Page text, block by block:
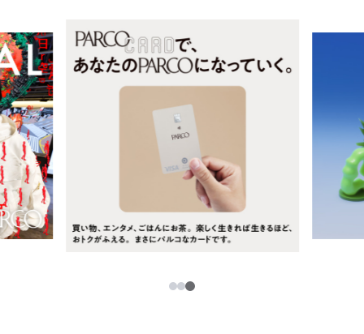
TAX FREE
PARCOメンバーズ
JP
日本語
12